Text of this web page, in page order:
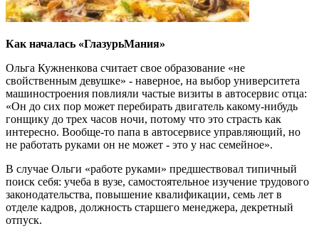
Как началась «ГлазурьМания»
Ольга Кужненкова считает свое образование «не
свойственным девушке» - наверное, на выбор университета
машиностроения повлияли частые визиты в автосервис отца:
«Он до сих пор может перебирать двигатель какому-нибудь
гонщику до трех часов ночи, потому что это страсть как
интересно. Вообще-то папа в автосервисе управляющий, но
не работать руками он не может - это у нас семейное».
В случае Ольги «работе руками» предшествовал типичный
поиск себя: учеба в вузе, самостоятельное изучение трудового
законодательства, повышение квалификации, семь лет в
отделе кадров, должность старшего менеджера, декретный
отпуск.